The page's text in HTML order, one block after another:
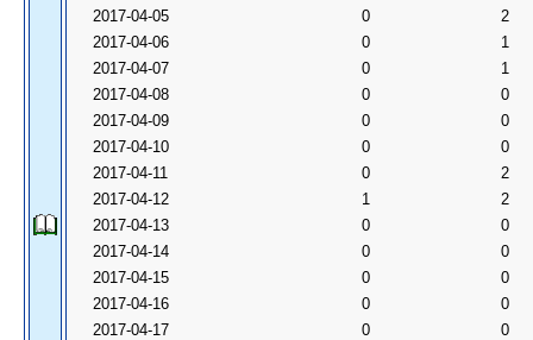
2017-04-05
0
2
2017-04-06
0
1
2017-04-07
0
1
2017-04-08
0
0
2017-04-09
0
0
2017-04-10
0
0
2017-04-11
0
2
2017-04-12
1
2
2017-04-13
0
0
2017-04-14
0
0
2017-04-15
0
0
2017-04-16
0
0
2017-04-17
0
0